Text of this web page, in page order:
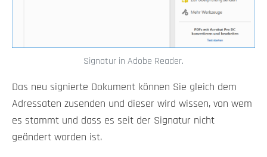
Signatur in Adobe Reader.
Das neu signierte Dokument können Sie gleich dem
Adressaten zusenden und dieser wird wissen, von wem
es stammt und dass es seit der Signatur nicht
geändert worden ist.